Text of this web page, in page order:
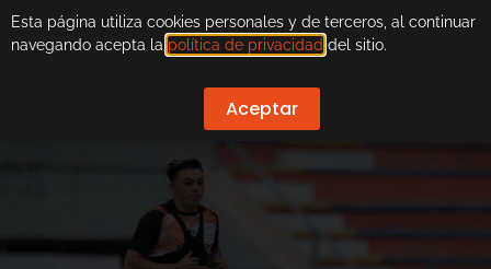
Esta página utiliza cookies personales y de terceros, al continuar
navegando acepta la política de privacidad del sitio.
Aceptar